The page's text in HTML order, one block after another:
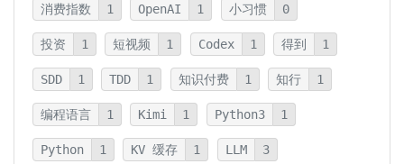
消费指数 1 OpenAI 1 小习惯 0
投资 1 短视频 1 Codex 1 得到 1
SDD 1 TDD 1 知识付费 1 知行 1
编程语言 1 Kimi 1 Python3 1
Python 1 KV 缓存 1 LLM 3